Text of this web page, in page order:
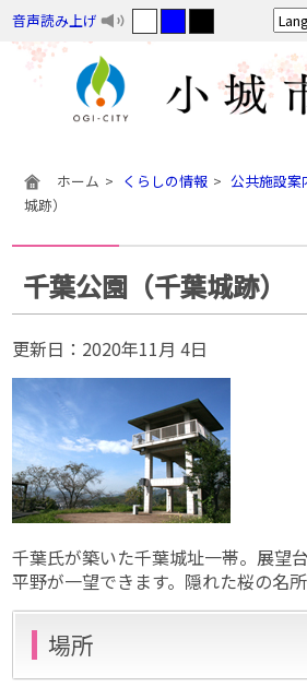
音声読み上げ
ホーム くらしの情報 公共施設案
城跡）
千葉公園（千葉城跡）
更新日： 2020年11月 4日
千葉氏が築いた千葉城址一帯。展望
平野が一望できます。隠れた桜の名所
場所